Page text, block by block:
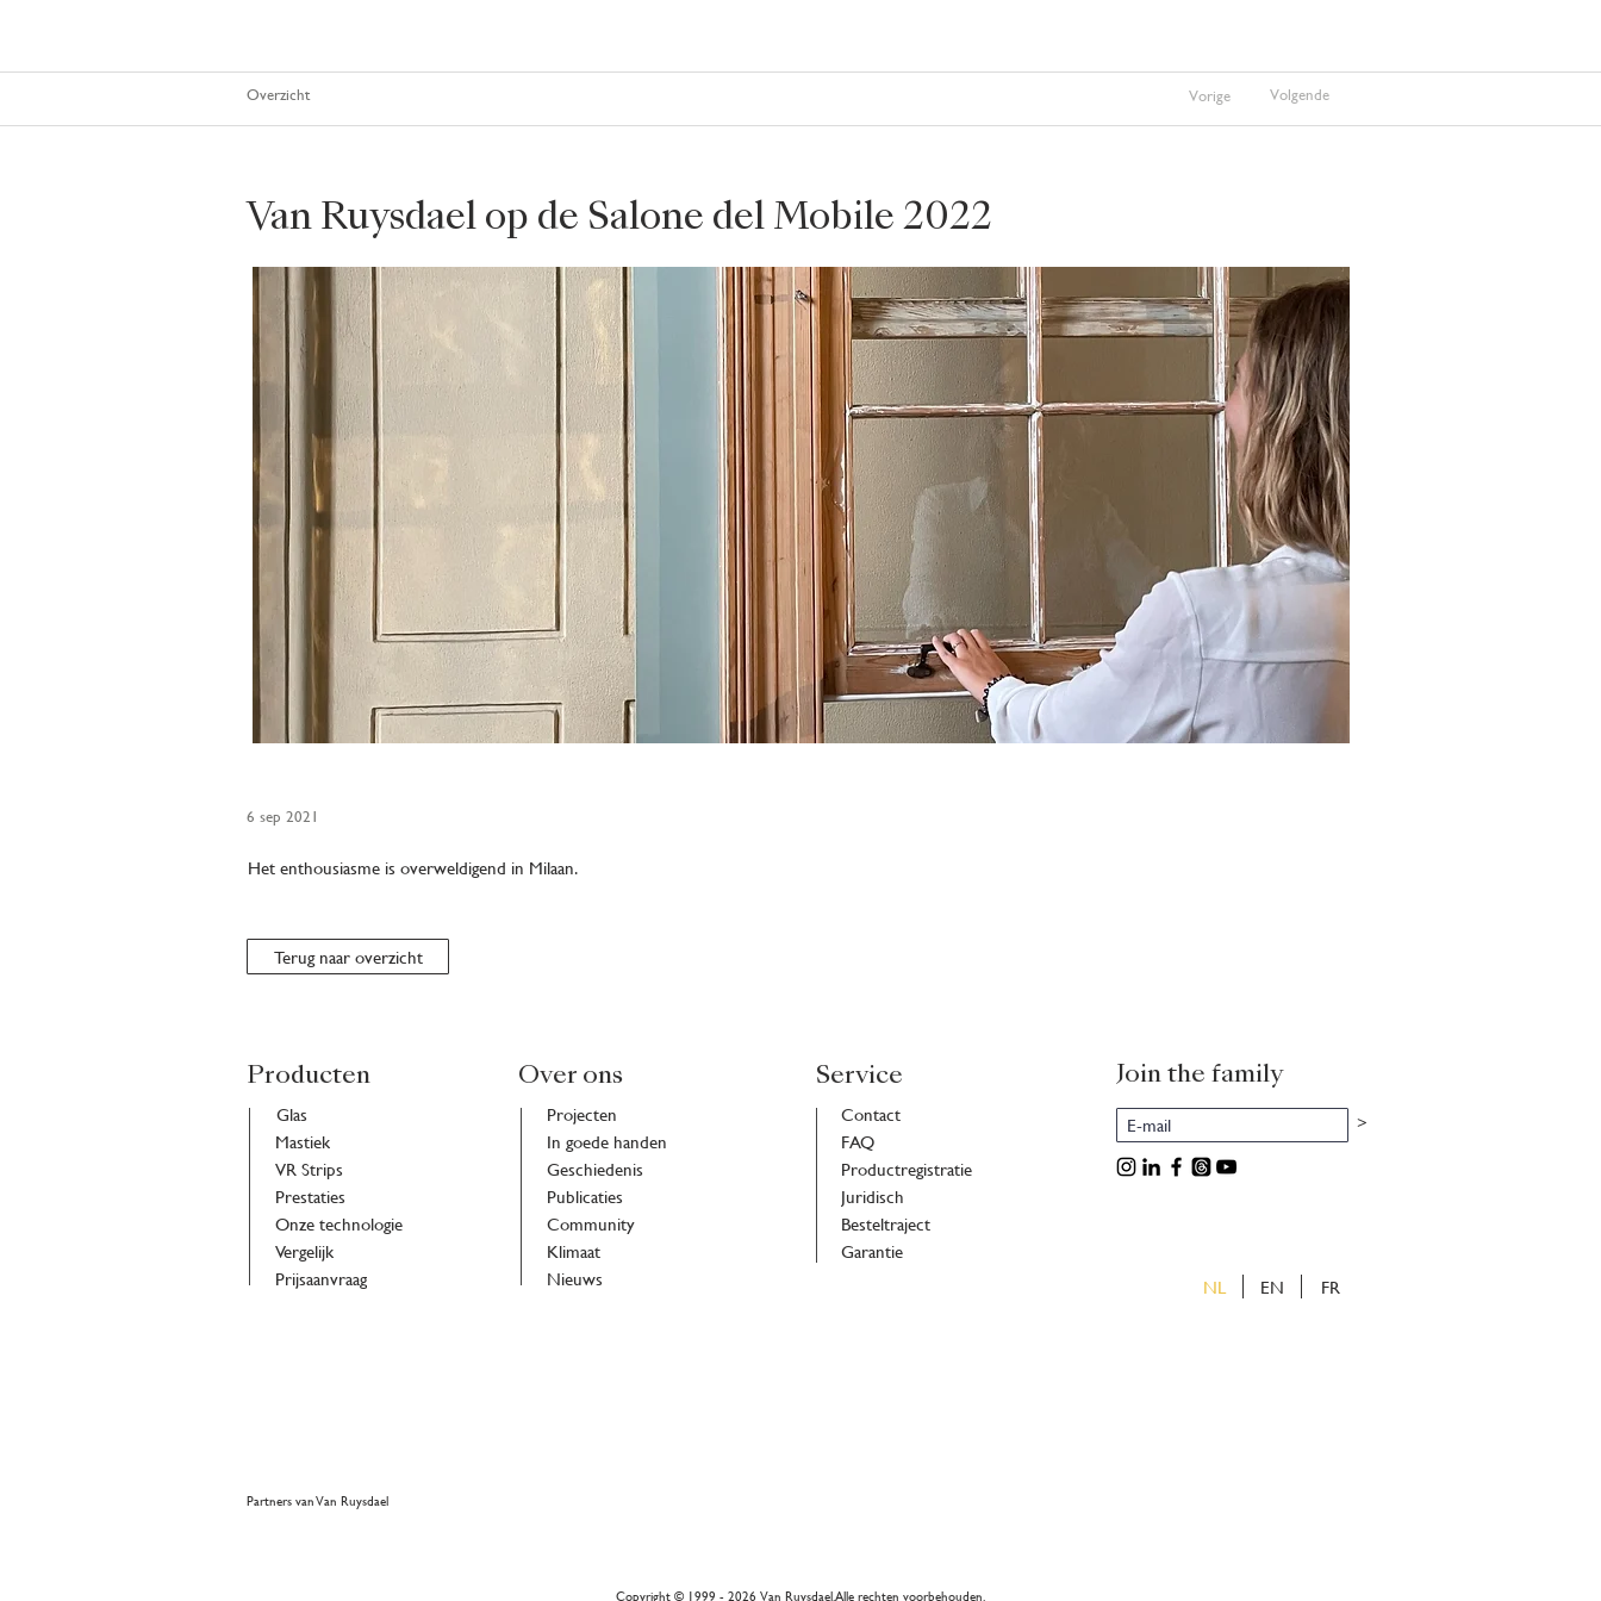
Van Ruysdael op de Salone del Mobile 2022
Overzicht Vorige Volgende
6 sep 2021
Het enthousiasme is overweldigend in Milaan.
Terug naar overzicht
Producten
Glas
Mastiek
VR Strips
Prestaties
Onze technologie
Vergelijk
Prijsaanvraag
Over ons
Projecten
In goede handen
Geschiedenis
Publicaties
Community
Klimaat
Nieuws
Service
Contact
FAQ
Productregistratie
Juridisch
Besteltraject
Garantie
Partners van Van Ruysdael
Join the family
>
NL EN FR
Copyright © 1999 - 2026 Van Ruysdael. Alle rechten voorbehouden.